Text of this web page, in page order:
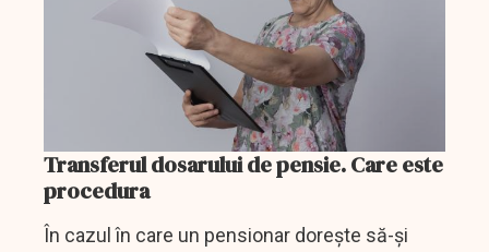
Transferul dosarului de pensie. Care este
procedura
În cazul în care un pensionar dorește să-și